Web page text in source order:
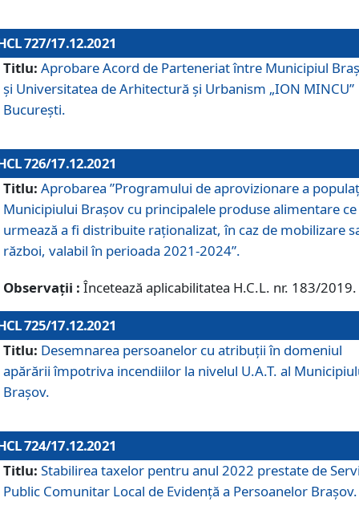
727/17.12.2021
Titlu: Aprobare Acord de Parteneriat între Municipiul
și Universitatea de Arhitectură și Urbanism „ION MINCU”
București.
726/17.12.2021
Titlu: Aprobarea ”Programului de aprovizionare a
Municipiului Braşov cu principalele produse alimentare ce
urmează a fi distribuite raționalizat, în caz de mobilizare
război, valabil în perioada 2021-2024”.
Observații : Încetează aplicabilitatea H.C.L. nr. 183/2019.
725/17.12.2021
Titlu: Desemnarea persoanelor cu atribuții în domeniul
apărării împotriva incendiilor la nivelul U.A.T. al
Brașov.
724/17.12.2021
Titlu: Stabilirea taxelor pentru anul 2022 prestate de
Public Comunitar Local de Evidență a Persoanelor Braşov.